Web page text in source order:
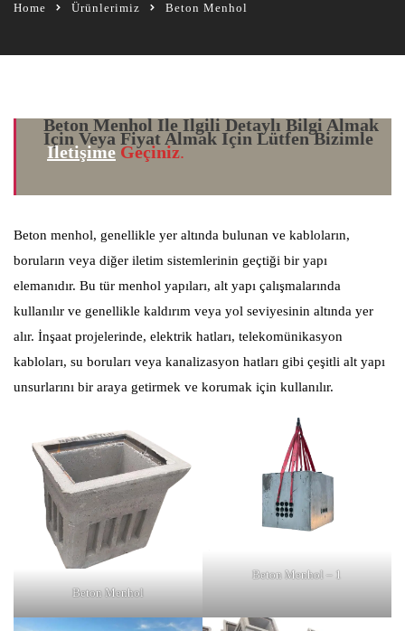
Home Ürünlerimiz Beton Menhol
Beton Menhol Ile Ilgili Detaylı Bilgi Almak
Için Veya Fiyat Almak Için Lütfen Bizimle
Iletişime Geçiniz.
Beton menhol, genellikle yer altında bulunan ve kabloların,
boruların veya diğer iletim sistemlerinin geçtiği bir yapı
elemanıdır. Bu tür menhol yapıları, alt yapı çalışmalarında
kullanılır ve genellikle kaldırım veya yol seviyesinin altında yer
alır. İnşaat projelerinde, elektrik hatları, telekomünikasyon
kabloları, su boruları veya kanalizasyon hatları gibi çeşitli alt yapı
unsurlarını bir araya getirmek ve korumak için kullanılır.
Beton Menhol
Beton Menhol – 1